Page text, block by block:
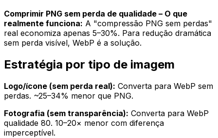
Comprimir PNG sem perda de qualidade – O que
realmente funciona: A "compressão PNG sem perdas"
real economiza apenas 5–30%. Para redução dramática
sem perda visível, WebP é a solução.
Estratégia por tipo de imagem
Logo/ícone (sem perda real): Converta para WebP sem
perdas. ~25–34% menor que PNG.
Fotografia (sem transparência): Converta para WebP
qualidade 80. 10–20× menor com diferença
imperceptível.